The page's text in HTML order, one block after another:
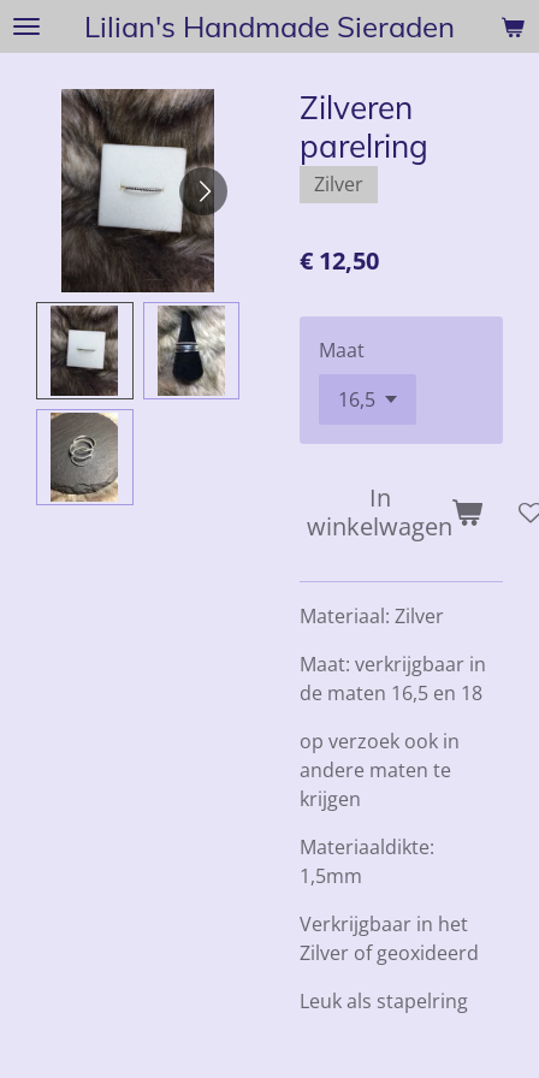
Ga
direct
hoofdinhoud
Lilian's Handmade Sieraden
Zilveren
parelring
Zilver
€ 12,50
Maat
In
winkelwagen
Materiaal: Zilver
Maat: verkrijgbaar in
de maten 16,5 en 18
op verzoek ook in
andere maten te
krijgen
Materiaaldikte:
1,5mm
Verkrijgbaar in het
Zilver of geoxideerd
Leuk als stapelring